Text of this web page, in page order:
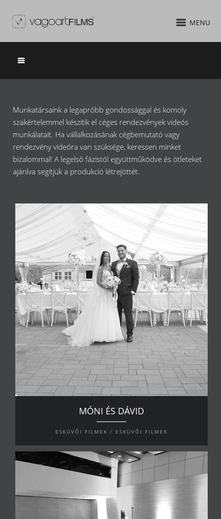
MENU
Munkatársaink a legapróbb gondossággal és komoly
szakértelemmel készítik el céges rendezvények videós
munkálatait. Ha vállalkozásának cégbemutató vagy
rendezvény videóra van szüksége, keressen minket
bizalommal! A legelső fázistól együttműködve és ötleteket
ajánlva segítjük a produkció létrejöttét.
MÓNI ÉS DÁVID
ESKÜVŐI FILMEK / ESKÜVŐI FILMEK